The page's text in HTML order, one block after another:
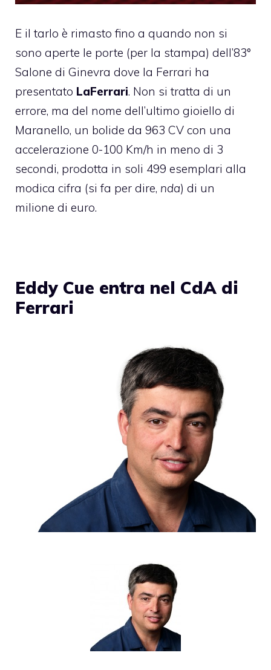
E il tarlo è rimasto fino a quando non si
sono aperte le porte (per la stampa) dell’83°
Salone di Ginevra dove la Ferrari ha
presentato LaFerrari. Non si tratta di un
errore, ma del nome dell’ultimo gioiello di
Maranello, un bolide da 963 CV con una
accelerazione 0-100 Km/h in meno di 3
secondi, prodotta in soli 499 esemplari alla
modica cifra (si fa per dire, nda) di un
milione di euro.
Eddy Cue entra nel CdA di
Ferrari